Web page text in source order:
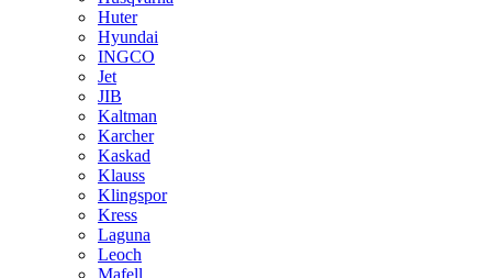
Huter
Hyundai
INGCO
Jet
JIB
Kaltman
Karcher
Kaskad
Klauss
Klingspor
Kress
Laguna
Leoch
Mafell